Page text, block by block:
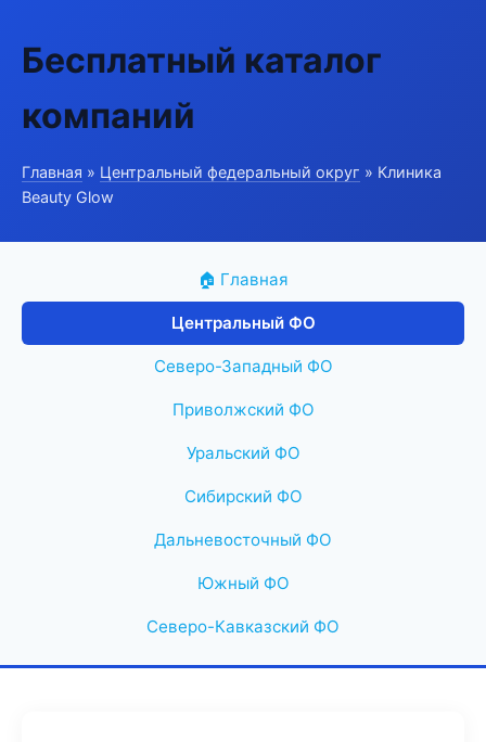
Бесплатный каталог
компаний
Главная » Центральный федеральный округ » Клиника
Beauty Glow
🏠 Главная
Центральный ФО
Северо-Западный ФО
Приволжский ФО
Уральский ФО
Сибирский ФО
Дальневосточный ФО
Южный ФО
Северо-Кавказский ФО